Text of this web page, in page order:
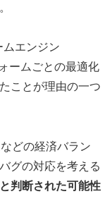
ムエンジン
ームごとの最適化
ことが理由の一つ
どの経済バラン
グの対応を考える
判断された可能性